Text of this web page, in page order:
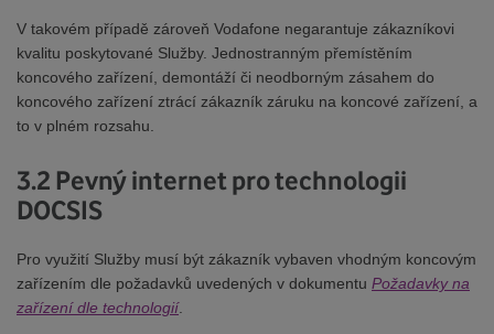
V takovém případě zároveň Vodafone negarantuje zákazníkovi
kvalitu poskytované Služby. Jednostranným přemístěním
koncového zařízení, demontáží či neodborným zásahem do
koncového zařízení ztrácí zákazník záruku na koncové zařízení, a
to v plném rozsahu.
3.2 Pevný internet pro technologii
DOCSIS
Pro využití Služby musí být zákazník vybaven vhodným koncovým
zařízením dle požadavků uvedených v dokumentu Požadavky na
zařízení dle technologií.